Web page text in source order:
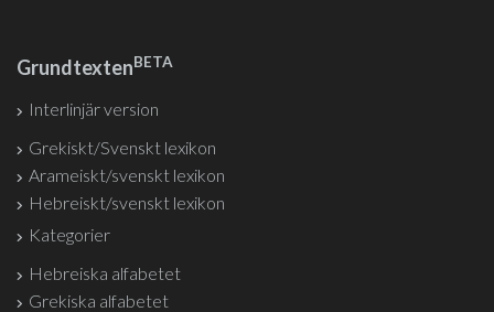
GrundtextenBETA
Interlinjär version
Grekiskt/Svenskt lexikon
Arameiskt/svenskt lexikon
Hebreiskt/svenskt lexikon
Kategorier
Hebreiska alfabetet
Grekiska alfabetet